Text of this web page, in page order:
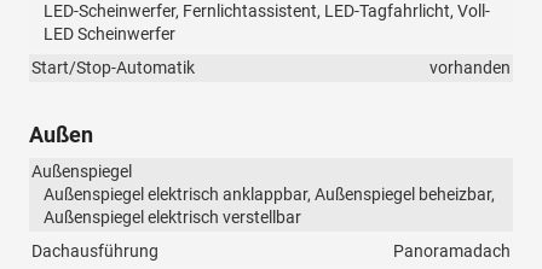
LED-Scheinwerfer, Fernlichtassistent, LED-Tagfahrlicht, Voll-
LED Scheinwerfer
Start/Stop-Automatik
vorhanden
Außen
Außenspiegel
Außenspiegel elektrisch anklappbar, Außenspiegel beheizbar,
Außenspiegel elektrisch verstellbar
Dachausführung
Panoramadach